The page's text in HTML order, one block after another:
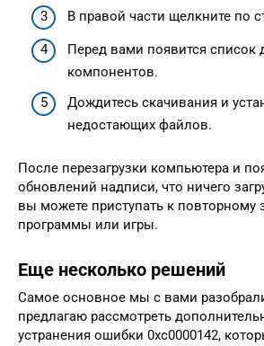
В правой части щелкните по
Перед вами появится список
компонентов.
Дождитесь скачивания и
недостающих файлов.
После перезагрузки компьютера и
обновлений надписи, что ничего
вы можете приступать к повторному
программы или игры.
Еще несколько решений
Самое основное мы с вами
предлагаю рассмотреть
устранения ошибки 0xc0000142,